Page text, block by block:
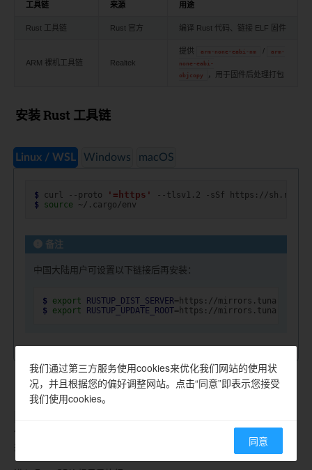
工具链 来源 用途
Rust 工具链 Rust 官方 编译 Rust 代码、链接 ELF 固件
ARM 裸机工具链 Realtek
提供 arm-none-eabi-nm /
arm-
none-eabi-
objcopy
，用于固件后处理打包
安装 Rust 工具链
Linux / WSL Windows macOS
$ curl --proto '=https' --tlsv1.2 -sSf
https://
$ source
备注
中国大陆用户可设置以下链接后再安装：
$ export RUSTUP_DIST_SERVER=
$ export RUSTUP_UPDATE_ROOT=
安装 nightly 工具链
件及交叉编译 target，进入仓库目录后首次运行
动完成安装。
我们通过第三方服务使用cookies来优化我们网站的使用状
况，并且根据您的偏好调整网站。点击“同意”即表示您接受
我们使用cookies。
同意